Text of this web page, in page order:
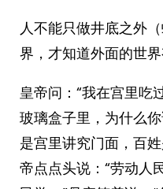
人不能只做井底之外
界，才知道外面的世界
皇帝问：“我在宫里吃
玻璃盒子里，为什么
是宫里讲究门面，百
帝点点头说：“劳动人